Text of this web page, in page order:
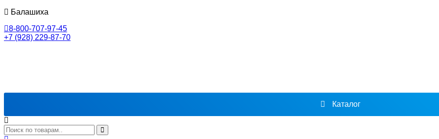
Балашиха
8-800-707-97-45
+7 (928) 229-87-70
Каталог